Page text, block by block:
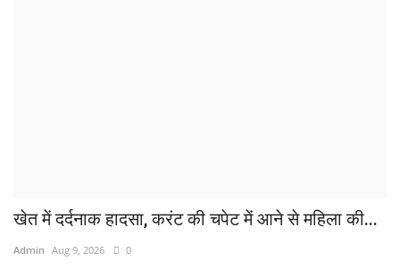
खेत में दर्दनाक हादसा, करंट की चपेट में आने से महिला की...
Admin Aug 9, 2026 0